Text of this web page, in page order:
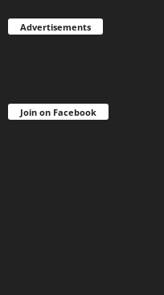
Advertisements
Join on Facebook